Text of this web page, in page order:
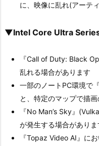
に、映像に乱れ(アーテ
▼Intel Core Ultra
『Call of Duty: Black
乱れる場合があります
一部のノートPC環境で
と、特定のマップで描
『No Man’s Sky』
が発生する場合がありま
『Topaz Video AI』に